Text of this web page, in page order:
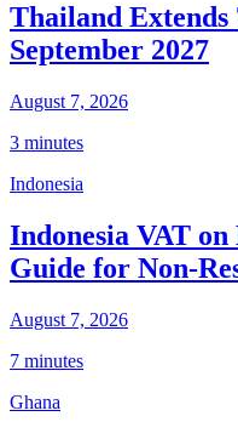
Thailand Extends
September 2027
August 7, 2026
3 minutes
Indonesia
Indonesia VAT
Guide for Non-
August 7, 2026
7 minutes
Ghana